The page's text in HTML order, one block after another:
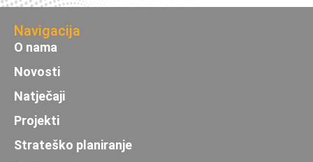
Navigacija
O nama
Novosti
Natječaji
Projekti
Strateško planiranje